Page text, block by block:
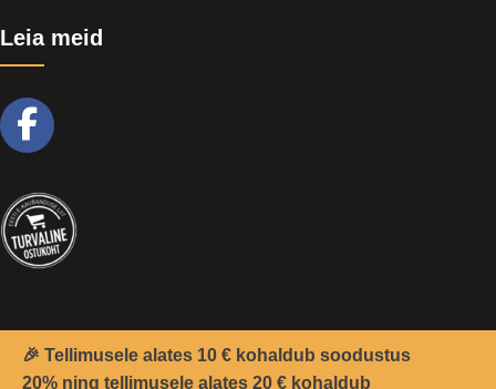
Leia meid
🎉 Tellimusele alates 10 € kohaldub soodustus
20% ning tellimusele alates 20 € kohaldub